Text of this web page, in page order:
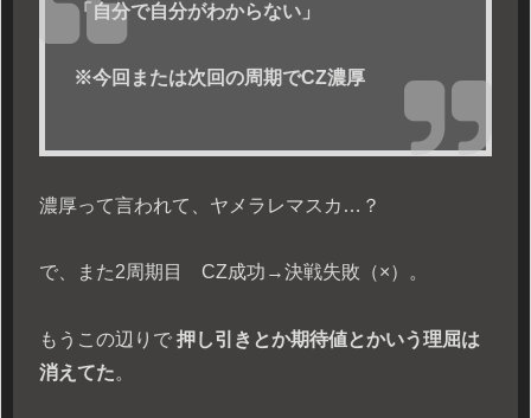
「自分で自分がわからない」
※今回または次回の周期でCZ濃厚
濃厚って言われて、ヤメラレマスカ…？
で、また2周期目 CZ成功→決戦失敗（×）。
もうこの辺りで 押し引きとか期待値とかいう理屈は
消えてた。